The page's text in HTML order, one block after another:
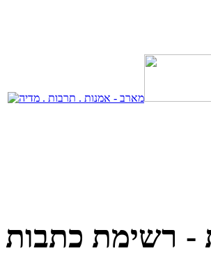
- רשימת כתבות